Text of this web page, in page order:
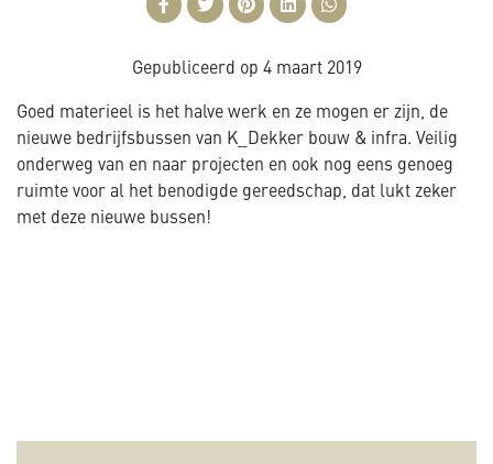
Gepubliceerd op 4 maart 2019
Goed materieel is het halve werk en ze mogen er zijn, de
nieuwe bedrijfsbussen van K_Dekker bouw & infra. Veilig
onderweg van en naar projecten en ook nog eens genoeg
ruimte voor al het benodigde gereedschap, dat lukt zeker
met deze nieuwe bussen!